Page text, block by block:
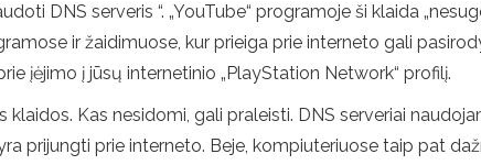
DNS serveris “. „YouTube“ programoje ši klaida
ir žaidimuose, kur prieiga prie interneto gali
įėjimo į jūsų internetinio „PlayStation Network“ profilį.
Kas nesidomi, gali praleisti. DNS serveriai
prijungti prie interneto. Beje, kompiuteriuose taip pat